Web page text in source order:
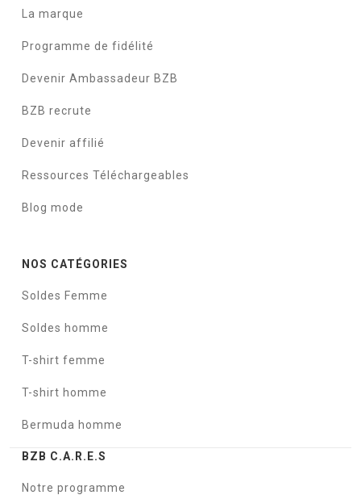
La marque
Programme de fidélité
Devenir Ambassadeur BZB
BZB recrute
Devenir affilié
Ressources Téléchargeables
Blog mode
NOS CATÉGORIES
Soldes Femme
Soldes homme
T-shirt femme
T-shirt homme
Bermuda homme
BZB C.A.R.E.S
Notre programme